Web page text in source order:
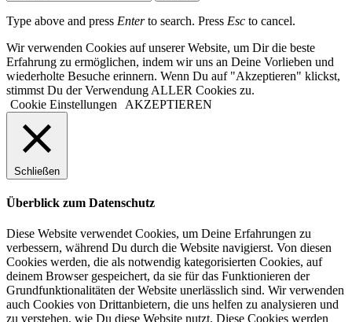
Type above and press Enterto search. Press Esc to cancel.
Wir verwenden Cookies auf unserer Website, um Dir die beste
Erfahrung zu ermöglichen, indem wir uns an Deine Vorlieben und
wiederholte Besuche erinnern. Wenn Du auf "Akzeptieren" klickst,
stimmst Du der Verwendung ALLER Cookies zu.
Cookie Einstellungen
AKZEPTIEREN
Schließen
Überblick zum Datenschutz
Diese Website verwendet Cookies, um Deine Erfahrungen zu
verbessern, während Du durch die Website navigierst. Von diesen
Cookies werden, die als notwendig kategorisierten Cookies, auf
deinem Browser gespeichert, da sie für das Funktionieren der
Grundfunktionalitäten der Website unerlässlich sind. Wir verwenden
auch Cookies von Drittanbietern, die uns helfen zu analysieren und
zu verstehen, wie Du diese Website nutzt. Diese Cookies werden